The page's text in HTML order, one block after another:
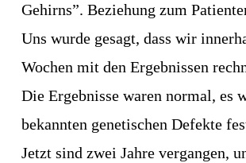
Gehirns”. Beziehung zum
Uns wurde gesagt, dass wir
Wochen mit den Ergebnissen
Die Ergebnisse waren normal, es
bekannten genetischen Defekte
Jetzt sind zwei Jahre vergangen,